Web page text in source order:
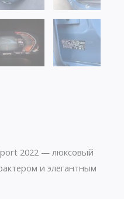
2022 — люксовый
и элегантным